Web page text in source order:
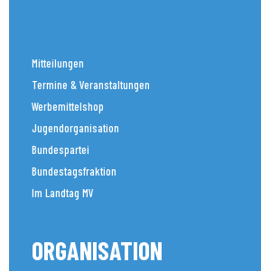
Mitteilungen
Termine & Veranstaltungen
Werbemittelshop
Jugendorganisation
Bundespartei
Bundestagsfraktion
Im Landtag MV
ORGANISATION